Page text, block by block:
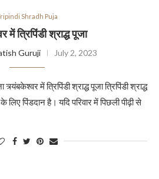
Shradh Puja
में त्रिपिंडी श्राद्ध पूजा
Guruji July 2, 2023
त्र्यंबकेश्वर में त्रिपिंडी श्राद्ध पूजा त्रिपिंडी श्राद्ध
के लिए पिंडदान है। यदि परिवार में पिछली पीढ़ी से